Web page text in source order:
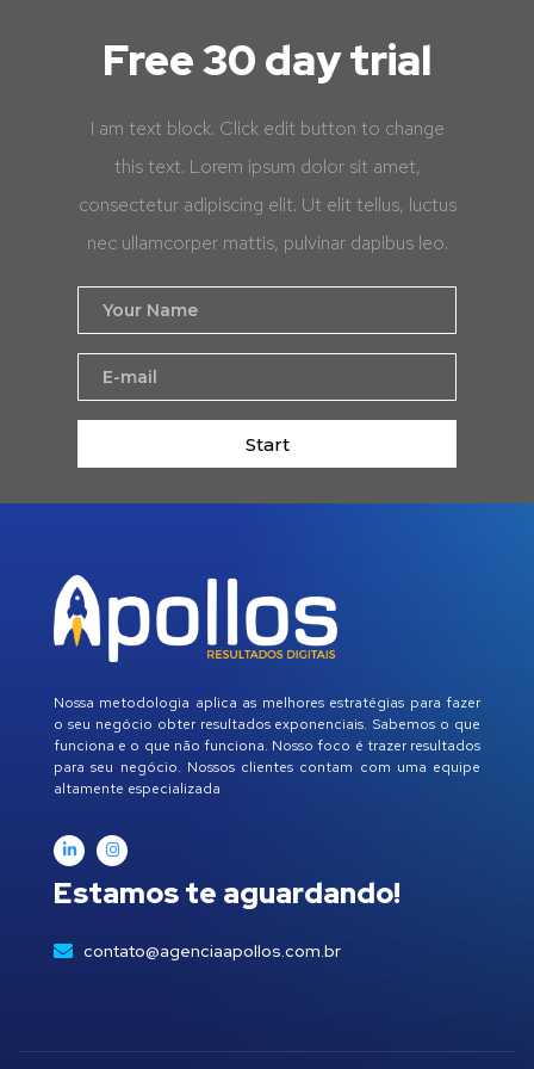
Free 30 day trial
I am text block. Click edit button to change
this text. Lorem ipsum dolor sit amet,
consectetur adipiscing elit. Ut elit tellus, luctus
nec ullamcorper mattis, pulvinar dapibus leo.
Start
Nossa metodologia aplica as melhores estratégias para fazer
o seu negócio obter resultados exponenciais. Sabemos o que
funciona e o que não funciona. Nosso foco é trazer resultados
para seu negócio. Nossos clientes contam com uma equipe
altamente especializada
Estamos te aguardando!
contato@agenciaapollos.com.br